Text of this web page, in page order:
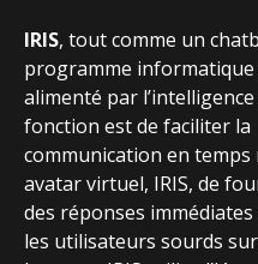
IRIS, tout comme un
programme informatique
alimenté par
fonction est de faciliter la
communication en
avatar virtuel, IRIS, de
des réponses
les utilisateurs sourds sur